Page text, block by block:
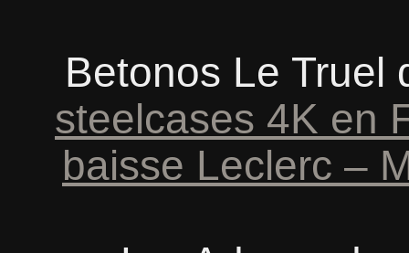
Betonos Le Truel
steelcases 4K en
baisse Leclerc –